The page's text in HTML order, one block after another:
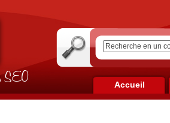
SEO Accueil